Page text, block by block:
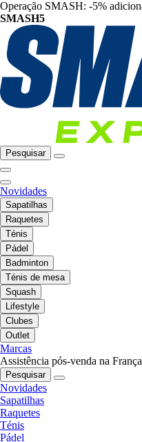
Operação SMASH: -5%
SMASH5
Pesquisar
Novidades
Sapatilhas
Raquetes
Ténis
Pádel
Badminton
Ténis de mesa
Squash
Lifestyle
Clubes
Outlet
Marcas
Assistência pós-venda na França
Pesquisar
Novidades
Sapatilhas
Raquetes
Ténis
Pádel